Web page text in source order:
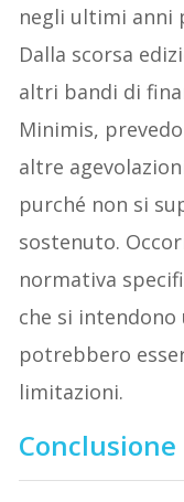
negli ultimi anni
Dalla scorsa
altri bandi di
Minimis,
altre
purché non si
sostenuto.
normativa
che si
potrebbero
limitazioni.
Conclusione